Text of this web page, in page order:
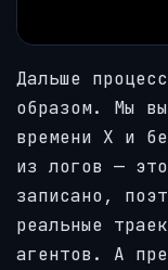
Дальше
образом. Мы
времени X и
из логов —
записано,
реальные
агентов. А